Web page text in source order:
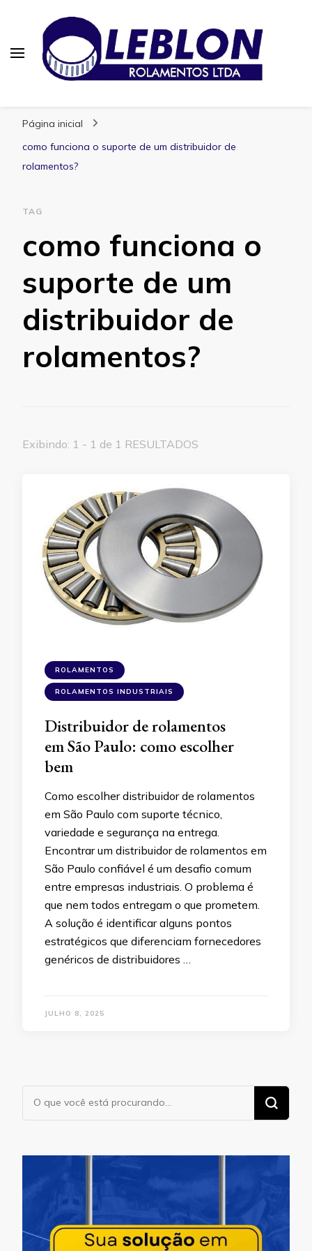
Página inicial
como funciona o suporte de um distribuidor de
rolamentos?
TAG
como funciona o
suporte de um
distribuidor de
rolamentos?
Exibindo: 1 - 1 de 1 RESULTADOS
ROLAMENTOS
ROLAMENTOS INDUSTRIAIS
Distribuidor de rolamentos
em São Paulo: como escolher
bem
Como escolher distribuidor de rolamentos
em São Paulo com suporte técnico,
variedade e segurança na entrega.
Encontrar um distribuidor de rolamentos em
São Paulo confiável é um desafio comum
entre empresas industriais. O problema é
que nem todos entregam o que prometem.
A solução é identificar alguns pontos
estratégicos que diferenciam fornecedores
genéricos de distribuidores …
JULHO 8, 2025
Procurando
algo?